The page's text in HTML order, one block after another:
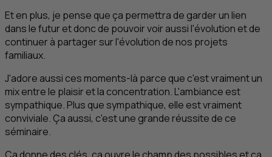
Et en plus, je pense que ça permettra de garder un lien
dans le futur et donc de pouvoir voir aussi l'évolution et de
continuer à partager sur l'évolution de nos projets
familiaux.
J'adore aussi ces moments-là parce que c'est vraiment un
mix entre le plaisir et la concentration. L'ambiance est
sympathique. Plus que sympathique, elle est vraiment
conviviale. Ça aussi, c'est une grande réussite de ce
séminaire.